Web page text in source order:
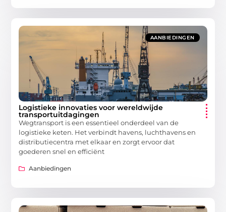
AANBIEDINGEN
Logistieke innovaties voor wereldwijde
transportuitdagingen
Wegtransport is een essentieel onderdeel van de
logistieke keten. Het verbindt havens, luchthavens en
distributiecentra met elkaar en zorgt ervoor dat
goederen snel en efficiënt
Aanbiedingen